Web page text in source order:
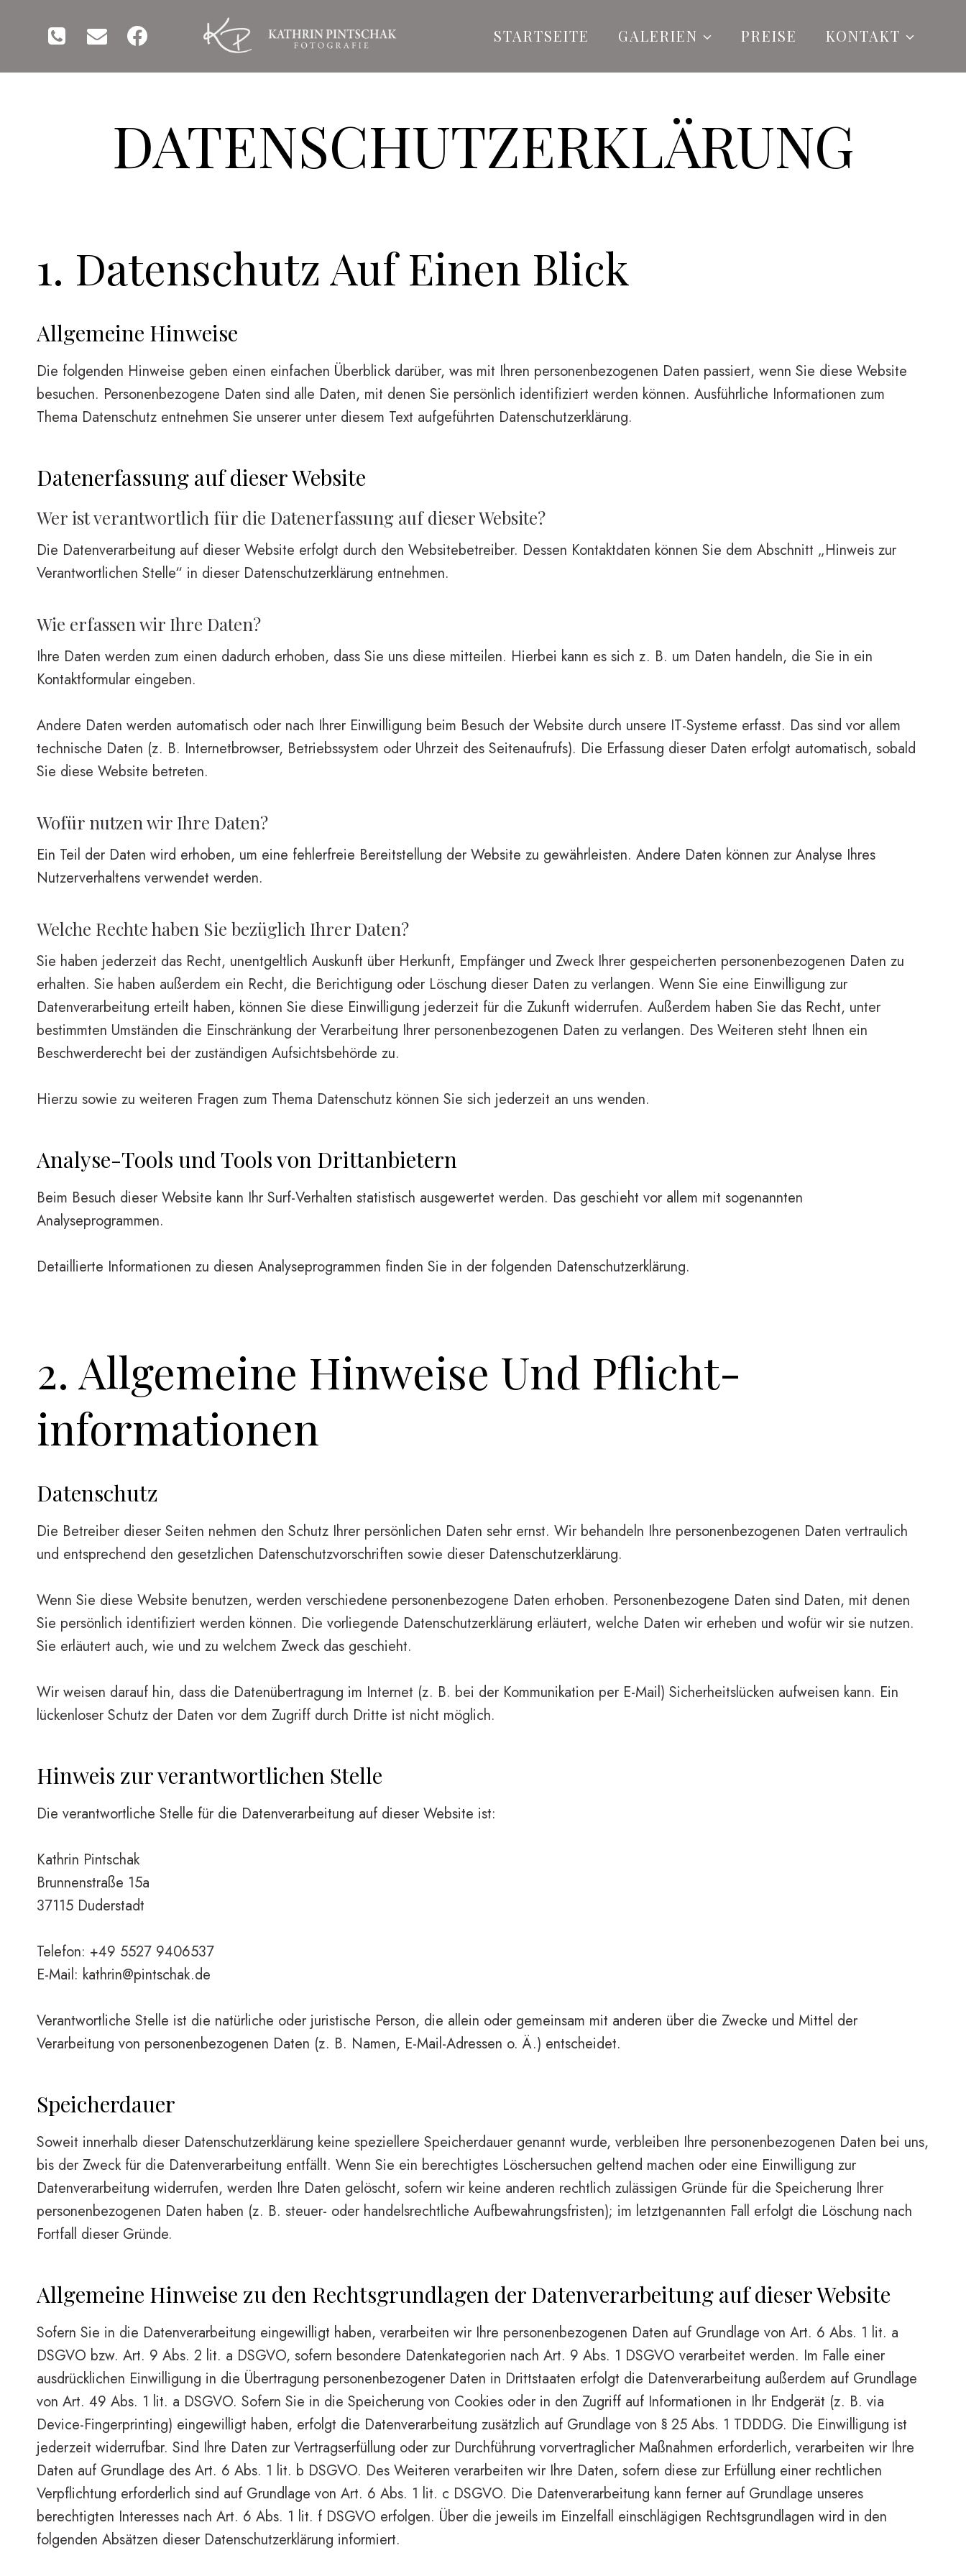
STARTSEITE GALERIEN PREISE KONTAKT
DATENSCHUTZERKLÄRUNG
1. Datenschutz Auf Einen Blick
Allgemeine Hinweise
Die folgenden Hinweise geben einen einfachen Überblick darüber, was mit Ihren personenbezogenen Daten passiert, wenn Sie diese Website
besuchen. Personenbezogene Daten sind alle Daten, mit denen Sie persönlich identifiziert werden können. Ausführliche Informationen zum
Thema Datenschutz entnehmen Sie unserer unter diesem Text aufgeführten Datenschutzerklärung.
Datenerfassung auf dieser Website
Wer ist verantwortlich für die Datenerfassung auf dieser Website?
Die Datenverarbeitung auf dieser Website erfolgt durch den Websitebetreiber. Dessen Kontaktdaten können Sie dem Abschnitt „Hinweis zur
Verantwortlichen Stelle“ in dieser Datenschutzerklärung entnehmen.
Wie erfassen wir Ihre Daten?
Ihre Daten werden zum einen dadurch erhoben, dass Sie uns diese mitteilen. Hierbei kann es sich z. B. um Daten handeln, die Sie in ein
Kontaktformular eingeben.
Andere Daten werden automatisch oder nach Ihrer Einwilligung beim Besuch der Website durch unsere IT-Systeme erfasst. Das sind vor allem
technische Daten (z. B. Internetbrowser, Betriebssystem oder Uhrzeit des Seitenaufrufs). Die Erfassung dieser Daten erfolgt automatisch, sobald
Sie diese Website betreten.
Wofür nutzen wir Ihre Daten?
Ein Teil der Daten wird erhoben, um eine fehlerfreie Bereitstellung der Website zu gewährleisten. Andere Daten können zur Analyse Ihres
Nutzerverhaltens verwendet werden.
Welche Rechte haben Sie bezüglich Ihrer Daten?
Sie haben jederzeit das Recht, unentgeltlich Auskunft über Herkunft, Empfänger und Zweck Ihrer gespeicherten personenbezogenen Daten zu
erhalten. Sie haben außerdem ein Recht, die Berichtigung oder Löschung dieser Daten zu verlangen. Wenn Sie eine Einwilligung zur
Datenverarbeitung erteilt haben, können Sie diese Einwilligung jederzeit für die Zukunft widerrufen. Außerdem haben Sie das Recht, unter
bestimmten Umständen die Einschränkung der Verarbeitung Ihrer personenbezogenen Daten zu verlangen. Des Weiteren steht Ihnen ein
Beschwerderecht bei der zuständigen Aufsichtsbehörde zu.
Hierzu sowie zu weiteren Fragen zum Thema Datenschutz können Sie sich jederzeit an uns wenden.
Analyse-Tools und Tools von Dritt­anbietern
Beim Besuch dieser Website kann Ihr Surf-Verhalten statistisch ausgewertet werden. Das geschieht vor allem mit sogenannten
Analyseprogrammen.
Detaillierte Informationen zu diesen Analyseprogrammen finden Sie in der folgenden Datenschutzerklärung.
2. Allgemeine Hinweise Und Pflicht­
Informationen
Datenschutz
Die Betreiber dieser Seiten nehmen den Schutz Ihrer persönlichen Daten sehr ernst. Wir behandeln Ihre personenbezogenen Daten vertraulich
und entsprechend den gesetzlichen Datenschutzvorschriften sowie dieser Datenschutzerklärung.
Wenn Sie diese Website benutzen, werden verschiedene personenbezogene Daten erhoben. Personenbezogene Daten sind Daten, mit denen
Sie persönlich identifiziert werden können. Die vorliegende Datenschutzerklärung erläutert, welche Daten wir erheben und wofür wir sie nutzen.
Sie erläutert auch, wie und zu welchem Zweck das geschieht.
Wir weisen darauf hin, dass die Datenübertragung im Internet (z. B. bei der Kommunikation per E-Mail) Sicherheitslücken aufweisen kann. Ein
lückenloser Schutz der Daten vor dem Zugriff durch Dritte ist nicht möglich.
Hinweis zur verantwortlichen Stelle
Die verantwortliche Stelle für die Datenverarbeitung auf dieser Website ist:
Kathrin Pintschak
Brunnenstraße 15a
37115 Duderstadt
Telefon: +49 5527 9406537
E-Mail: kathrin@pintschak.de
Verantwortliche Stelle ist die natürliche oder juristische Person, die allein oder gemeinsam mit anderen über die Zwecke und Mittel der
Verarbeitung von personenbezogenen Daten (z. B. Namen, E-Mail-Adressen o. Ä.) entscheidet.
Speicherdauer
Soweit innerhalb dieser Datenschutzerklärung keine speziellere Speicherdauer genannt wurde, verbleiben Ihre personenbezogenen Daten bei uns,
bis der Zweck für die Datenverarbeitung entfällt. Wenn Sie ein berechtigtes Löschersuchen geltend machen oder eine Einwilligung zur
Datenverarbeitung widerrufen, werden Ihre Daten gelöscht, sofern wir keine anderen rechtlich zulässigen Gründe für die Speicherung Ihrer
personenbezogenen Daten haben (z. B. steuer- oder handelsrechtliche Aufbewahrungsfristen); im letztgenannten Fall erfolgt die Löschung nach
Fortfall dieser Gründe.
Allgemeine Hinweise zu den Rechtsgrundlagen der Datenverarbeitung auf dieser Website
Sofern Sie in die Datenverarbeitung eingewilligt haben, verarbeiten wir Ihre personenbezogenen Daten auf Grundlage von Art. 6 Abs. 1 lit. a
DSGVO bzw. Art. 9 Abs. 2 lit. a DSGVO, sofern besondere Datenkategorien nach Art. 9 Abs. 1 DSGVO verarbeitet werden. Im Falle einer
ausdrücklichen Einwilligung in die Übertragung personenbezogener Daten in Drittstaaten erfolgt die Datenverarbeitung außerdem auf Grundlage
von Art. 49 Abs. 1 lit. a DSGVO. Sofern Sie in die Speicherung von Cookies oder in den Zugriff auf Informationen in Ihr Endgerät (z. B. via
Device-Fingerprinting) eingewilligt haben, erfolgt die Datenverarbeitung zusätzlich auf Grundlage von § 25 Abs. 1 TDDDG. Die Einwilligung ist
jederzeit widerrufbar. Sind Ihre Daten zur Vertragserfüllung oder zur Durchführung vorvertraglicher Maßnahmen erforderlich, verarbeiten wir Ihre
Daten auf Grundlage des Art. 6 Abs. 1 lit. b DSGVO. Des Weiteren verarbeiten wir Ihre Daten, sofern diese zur Erfüllung einer rechtlichen
Verpflichtung erforderlich sind auf Grundlage von Art. 6 Abs. 1 lit. c DSGVO. Die Datenverarbeitung kann ferner auf Grundlage unseres
berechtigten Interesses nach Art. 6 Abs. 1 lit. f DSGVO erfolgen. Über die jeweils im Einzelfall einschlägigen Rechtsgrundlagen wird in den
folgenden Absätzen dieser Datenschutzerklärung informiert.